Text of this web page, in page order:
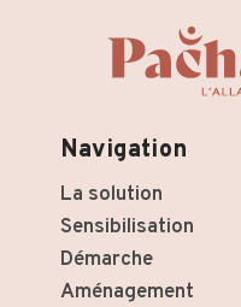
Navigation
La solution
Sensibilisation
Démarche
Aménagement